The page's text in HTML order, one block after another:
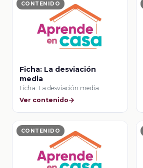
CONTENIDO
Ficha: La desviación
media
Ficha: La desviación media
Ver contenido
CONTENIDO